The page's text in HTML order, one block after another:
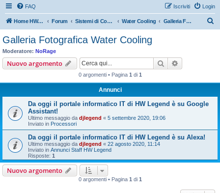
FAQ Login
Iscriviti
Home HW Legend Forum Sistemi di Cooling Water Cooling Galleria Fotografica Water Cooling
Galleria Fotografica Water Cooling
Moderatore: NoRage
Nuovo argomento Cerca
0 argomenti • Pagina 1 di 1
Annunci
Da oggi il portale informatico IT di HW Legend è su Google
Assistant!
Ultimo messaggio da djlegend « 5 settembre 2020, 19:06
Inviato in Processori
Da oggi il portale informatico IT di HW Legend è su Alexa!
Ultimo messaggio da djlegend « 22 agosto 2020, 11:14
Inviato in Annunci Staff HW Legend
Risposte: 1
Nuovo argomento
0 argomenti • Pagina 1 di 1